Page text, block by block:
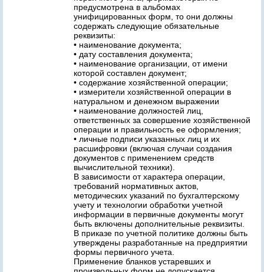
предусмотрена в альбомах
унифицированных форм, то они должны
содержать следующие обязательные
реквизиты:
• наименование документа;
• дату составления документа;
• наименование организации, от имени
которой составлен документ;
• содержание хозяйственной операции;
• измерители хозяйственной операции в
натуральном и денежном выражении
• наименование должностей лиц,
ответственных за совершение хозяйственной
операции и правильность ее оформления;
• личные подписи указанных лиц и их
расшифровки (включая случаи создания
документов с применением средств
вычислительной техники).
В зависимости от характера операции,
требований нормативных актов,
методических указаний по бухгалтерскому
учету и технологии обработки учетной
информации в первичные документы могут
быть включены дополнительные реквизиты.
В приказе по учетной политике должны быть
утверждены разработанные на предприятии
формы первичного учета.
Применение бланков устаревших и